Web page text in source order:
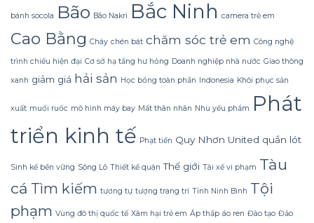
hình
dáng?
không
lãng
tiền?
Quyết
Sử
Sữa
Tắm
Gừng
Homespa
bánh socola Bão Bão Nakri Bắc Ninh camera trẻ em
Cao Bằng Cháy chén bát chăm sóc trẻ em Công nghệ
trình chiếu hiện đại Cơ sở hạ tầng hư hỏng Doanh nghiệp nhà nước Giao thông
xanh giảm giá hải sản Học bổng toàn phần Indonesia Khôi phục sản
xuất muối ruốc mô hình máy bay Mất thân nhân Nhu yếu phẩm
Phát
triển kinh tế Phạt tiền Quy Nhơn United quần lót
Sinh kế bền vững Sông Lô Thiết kế quán Thế giới Tài xế vi phạm Tàu
cá Tìm kiếm tương tự tượng trang trí Tỉnh Ninh Bình Tội
phạm Vùng đô thị quốc tế Xâm hại trẻ em Áp thấp áo ren Đào tạo Đảo